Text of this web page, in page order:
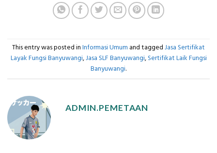
This entry was posted in Informasi Umum and tagged Jasa Sertifikat
Layak Fungsi Banyuwangi,Jasa SLF Banyuwangi,Sertifikat Laik Fungsi
Banyuwangi.
ADMIN.PEMETAAN